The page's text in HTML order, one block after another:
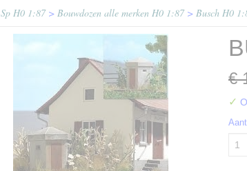
Sp H0 1:87> Bouwdozen alle merken H0 1:87> Busch H0
€
✓